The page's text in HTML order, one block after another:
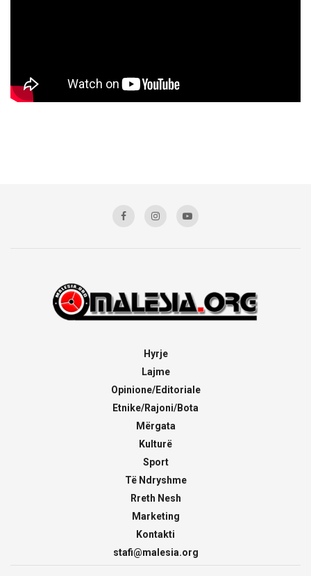
Hyrje
Lajme
Opinione/Editoriale
Etnike/Rajoni/Bota
Mërgata
Kulturë
Sport
Të Ndryshme
Rreth Nesh
Marketing
Kontakti
stafi@malesia.org